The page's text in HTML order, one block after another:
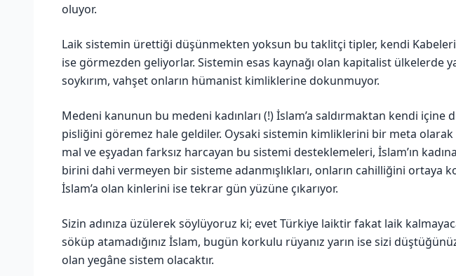
oluyor.
Laik sistemin ürettiği düşünmekten yoksun bu taklitçi tipler, kendi Kabeleri
ise görmezden geliyorlar. Sistemin esas kaynağı olan kapitalist ülkelerde
soykırım, vahşet onların hümanist kimliklerine dokunmuyor.
Medeni kanunun bu medeni kadınları (!) İslam’a saldırmaktan kendi
pisliğini göremez hale geldiler. Oysaki sistemin kimliklerini bir meta
mal ve eşyadan farksız harcayan bu sistemi desteklemeleri, İslam’ın
birini dahi vermeyen bir sisteme adanmışlıkları, onların cahilliğini ortaya
İslam’a olan kinlerini ise tekrar gün yüzüne çıkarıyor.
Sizin adınıza üzülerek söylüyoruz ki; evet Türkiye laiktir fakat laik
söküp atamadığınız İslam, bugün korkulu rüyanız yarın ise sizi
olan yegâne sistem olacaktır.